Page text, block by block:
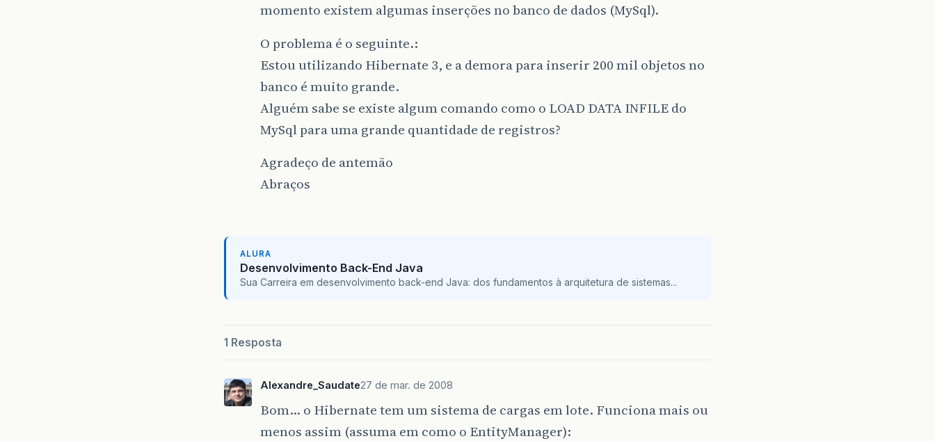
momento existem algumas inserções no banco de dados (MySql).
O problema é o seguinte.:
Estou utilizando Hibernate 3, e a demora para inserir 200 mil objetos no
banco é muito grande.
Alguém sabe se existe algum comando como o LOAD DATA INFILE do
MySql para uma grande quantidade de registros?
Agradeço de antemão
Abraços
ALURA
Desenvolvimento Back-End Java
Sua Carreira em desenvolvimento back-end Java: dos fundamentos à arquitetura de sistemas...
1 Resposta
Alexandre_Saudate27 de mar. de 2008
Bom… o Hibernate tem um sistema de cargas em lote. Funciona mais ou
menos assim (assuma em como o EntityManager):